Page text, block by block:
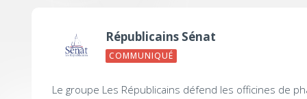
Républicains Sénat
COMMUNIQUÉ
Le groupe Les Républicains défend les officines de